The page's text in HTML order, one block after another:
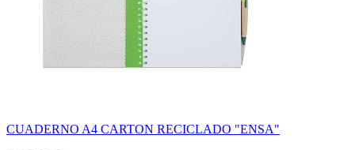
CUADERNO A4 CARTON RECICLADO "ENSA"